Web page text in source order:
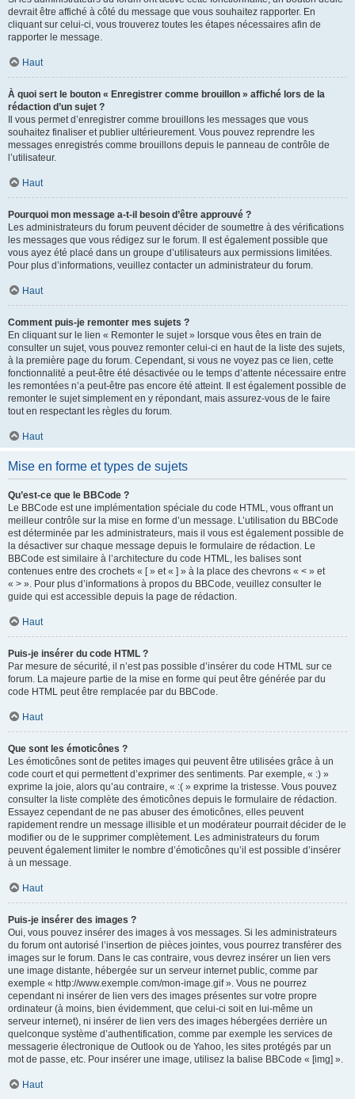
devrait être affiché à côté du message que vous souhaitez rapporter. En
cliquant sur celui-ci, vous trouverez toutes les étapes nécessaires afin de
rapporter le message.
Haut
À quoi sert le bouton « Enregistrer comme brouillon » affiché lors de la
rédaction d’un sujet ?
Il vous permet d’enregistrer comme brouillons les messages que vous
souhaitez finaliser et publier ultérieurement. Vous pouvez reprendre les
messages enregistrés comme brouillons depuis le panneau de contrôle de
l’utilisateur.
Haut
Pourquoi mon message a-t-il besoin d’être approuvé ?
Les administrateurs du forum peuvent décider de soumettre à des vérifications
les messages que vous rédigez sur le forum. Il est également possible que
vous ayez été placé dans un groupe d’utilisateurs aux permissions limitées.
Pour plus d’informations, veuillez contacter un administrateur du forum.
Haut
Comment puis-je remonter mes sujets ?
En cliquant sur le lien « Remonter le sujet » lorsque vous êtes en train de
consulter un sujet, vous pouvez remonter celui-ci en haut de la liste des sujets,
à la première page du forum. Cependant, si vous ne voyez pas ce lien, cette
fonctionnalité a peut-être été désactivée ou le temps d’attente nécessaire entre
les remontées n’a peut-être pas encore été atteint. Il est également possible de
remonter le sujet simplement en y répondant, mais assurez-vous de le faire
tout en respectant les règles du forum.
Haut
Mise en forme et types de sujets
Qu’est-ce que le BBCode ?
Le BBCode est une implémentation spéciale du code HTML, vous offrant un
meilleur contrôle sur la mise en forme d’un message. L’utilisation du BBCode
est déterminée par les administrateurs, mais il vous est également possible de
la désactiver sur chaque message depuis le formulaire de rédaction. Le
BBCode est similaire à l’architecture du code HTML, les balises sont
contenues entre des crochets « [ » et « ] » à la place des chevrons « < » et
« > ». Pour plus d’informations à propos du BBCode, veuillez consulter le
guide qui est accessible depuis la page de rédaction.
Haut
Puis-je insérer du code HTML ?
Par mesure de sécurité, il n’est pas possible d’insérer du code HTML sur ce
forum. La majeure partie de la mise en forme qui peut être générée par du
code HTML peut être remplacée par du BBCode.
Haut
Que sont les émoticônes ?
Les émoticônes sont de petites images qui peuvent être utilisées grâce à un
code court et qui permettent d’exprimer des sentiments. Par exemple, « :) »
exprime la joie, alors qu’au contraire, « :( » exprime la tristesse. Vous pouvez
consulter la liste complète des émoticônes depuis le formulaire de rédaction.
Essayez cependant de ne pas abuser des émoticônes, elles peuvent
rapidement rendre un message illisible et un modérateur pourrait décider de le
modifier ou de le supprimer complètement. Les administrateurs du forum
peuvent également limiter le nombre d’émoticônes qu’il est possible d’insérer
à un message.
Haut
Puis-je insérer des images ?
Oui, vous pouvez insérer des images à vos messages. Si les administrateurs
du forum ont autorisé l’insertion de pièces jointes, vous pourrez transférer des
images sur le forum. Dans le cas contraire, vous devrez insérer un lien vers
une image distante, hébergée sur un serveur internet public, comme par
exemple « http://www.exemple.com/mon-image.gif ». Vous ne pourrez
cependant ni insérer de lien vers des images présentes sur votre propre
ordinateur (à moins, bien évidemment, que celui-ci soit en lui-même un
serveur internet), ni insérer de lien vers des images hébergées derrière un
quelconque système d’authentification, comme par exemple les services de
messagerie électronique de Outlook ou de Yahoo, les sites protégés par un
mot de passe, etc. Pour insérer une image, utilisez la balise BBCode « [img] ».
Haut